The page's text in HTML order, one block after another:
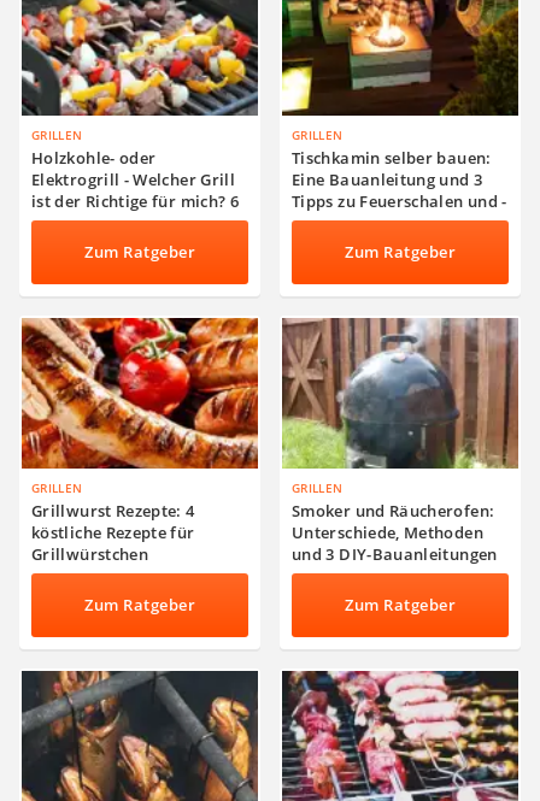
GRILLEN
Holzkohle- oder
Elektrogrill - Welcher Grill
ist der Richtige für mich? 6
Arten von Grillgeräten im
ÜberblickZum Ratgeber
GRILLEN
Tischkamin selber bauen:
Eine Bauanleitung und 3
Tipps zu Feuerschalen und -
körben
Zum Ratgeber
GRILLEN
Grillwurst Rezepte: 4
köstliche Rezepte für
Grillwürstchen
Zum Ratgeber
GRILLEN
Smoker und Räucherofen:
Unterschiede, Methoden
und 3 DIY-Bauanleitungen
Zum Ratgeber